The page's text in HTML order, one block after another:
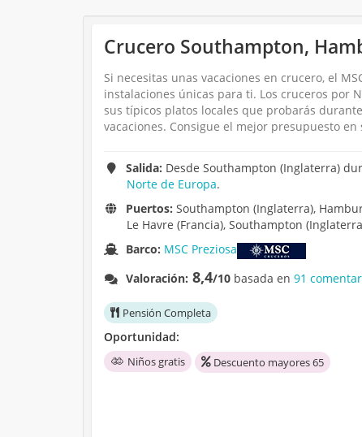
Crucero Southampton,
Si necesitas unas vacaciones en crucero, el
instalaciones únicas para ti. Los cruceros por
sus típicos platos locales que probarás
vacaciones. Consigue el mejor presupuesto
Salida: Desde Southampton (Inglaterra)
Norte de Europa.
Puertos: Southampton (Inglaterra),
Le Havre (Francia), Southampton
Barco: MSC Preziosa
Valoración: 8,4/10 basada en91
Pensión Completa
Oportunidad:
Niños gratis Descuento mayores 65